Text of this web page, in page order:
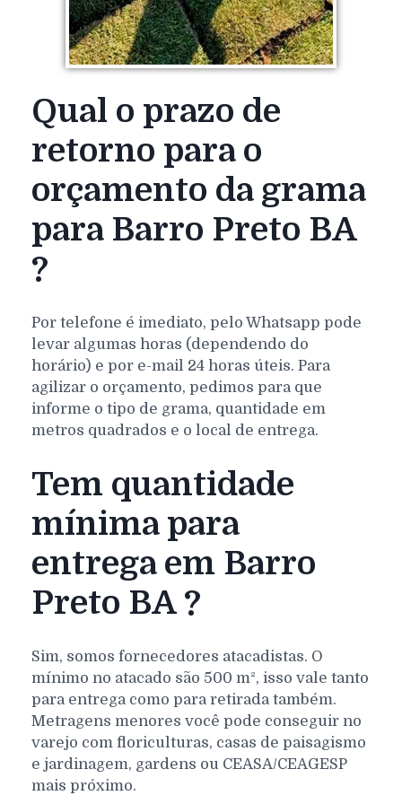
Qual o prazo de
retorno para o
orçamento da grama
para Barro Preto BA
?
Por telefone é imediato, pelo Whatsapp pode
levar algumas horas (dependendo do
horário) e por e-mail 24 horas úteis. Para
agilizar o orçamento, pedimos para que
informe o tipo de grama, quantidade em
metros quadrados e o local de entrega.
Tem quantidade
mínima para
entrega em Barro
Preto BA ?
Sim, somos fornecedores atacadistas. O
mínimo no atacado são 500 m², isso vale tanto
para entrega como para retirada também.
Metragens menores você pode conseguir no
varejo com floriculturas, casas de paisagismo
e jardinagem, gardens ou CEASA/CEAGESP
mais próximo.